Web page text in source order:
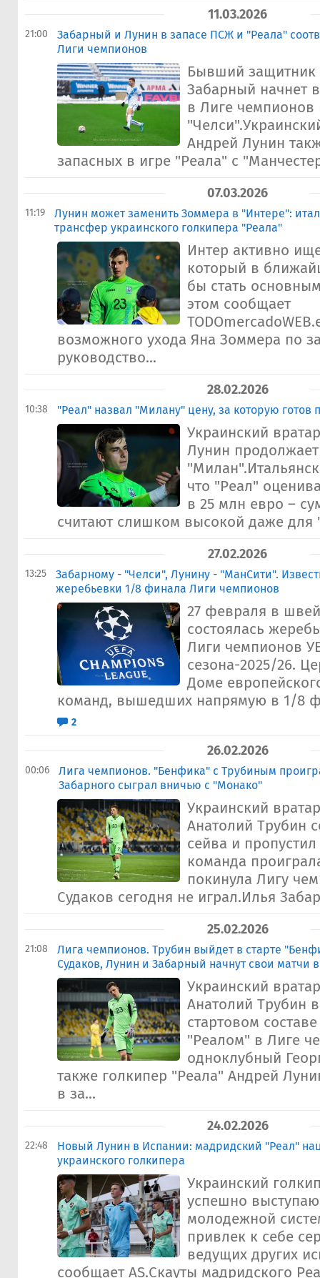
11.03.2026
21:00
Забарный и Лунин в запасе ПСЖ и "Реала"
Лиги чемпионов
Бывший
Забарный начнет
в Лиге чемпионов
Андрей Лунин
запасных в игре "Реала" с
07.03.2026
11:19
Лунин может заменить Зоммера в "Интере":
трансфер украинского голкипера "Реала"
Интер активно
который в
бы стать
этом сообщает
возможного ухода Яна Зоммера по
руководство...
28.02.2026
10:38 "Реал" назвал "Милану" цену, за которую готов
Украинский
Лунин продолжает
что "Реал"
в 25 млн евро –
считают слишком высокой даже для
27.02.2026
13:25
Забарному - "Челси", Лунину - "МанСити".
жеребьевки 1/8 финала Лиги чемпионов
27 февраля в
состоялась
Лиги чемпионов
сезона-2025/26.
Доме
команд, вышедших напрямую в 1/8
2
26.02.2026
00:06
Лига чемпионов. "Бенфика" с Трубиным
Забарного сыграл вничью с "Монако"
Украинский
Анатолий Трубин
сейва и
команда
покинула Лигу
Судаков сегодня не играл.Илья
25.02.2026
21:08
Лига чемпионов. Трубин выйдет в старте
Судаков, Лунин и Забарный начнут свои матчи
Украинский
Анатолий Трубин
стартовом
"Реалом" в Лиге
одноклубный
также голкипер "Реала" Андрей
в за...
24.02.2026
22:48
Новый Лунин в Испании: мадридский "Реал"
украинского голкипера
Украинский
успешно
молодежной
привлек к себе
ведущих других
сообщает AS.Скауты мадридского